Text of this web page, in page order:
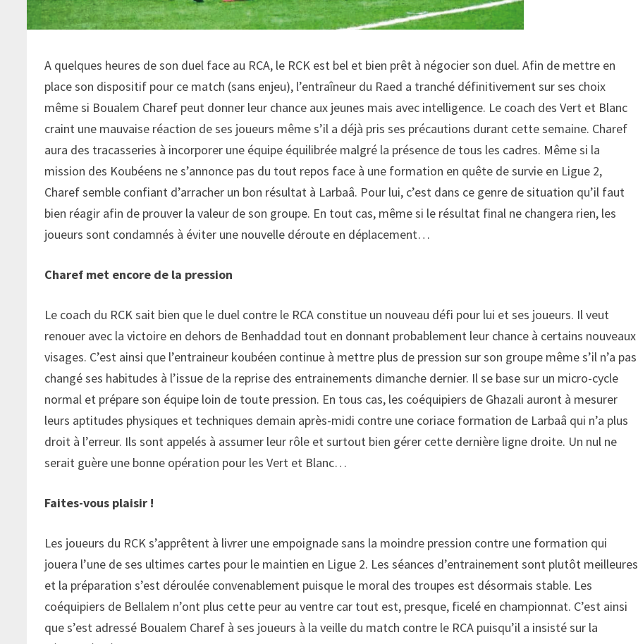
A quelques heures de son duel face au RCA, le RCK est bel et bien prêt à négocier son duel. Afin de mettre en
place son dispositif pour ce match (sans enjeu), l’entraîneur du Raed a tranché définitivement sur ses choix
même si Boualem Charef peut donner leur chance aux jeunes mais avec intelligence. Le coach des Vert et Blanc
craint une mauvaise réaction de ses joueurs même s’il a déjà pris ses précautions durant cette semaine. Charef
aura des tracasseries à incorporer une équipe équilibrée malgré la présence de tous les cadres. Même si la
mission des Koubéens ne s’annonce pas du tout repos face à une formation en quête de survie en Ligue 2,
Charef semble confiant d’arracher un bon résultat à Larbaâ. Pour lui, c’est dans ce genre de situation qu’il faut
bien réagir afin de prouver la valeur de son groupe. En tout cas, même si le résultat final ne changera rien, les
joueurs sont condamnés à éviter une nouvelle déroute en déplacement…
Charef met encore de la pression
Le coach du RCK sait bien que le duel contre le RCA constitue un nouveau défi pour lui et ses joueurs. Il veut
renouer avec la victoire en dehors de Benhaddad tout en donnant probablement leur chance à certains nouveaux
visages. C’est ainsi que l’entraineur koubéen continue à mettre plus de pression sur son groupe même s’il n’a pas
changé ses habitudes à l’issue de la reprise des entrainements dimanche dernier. Il se base sur un micro-cycle
normal et prépare son équipe loin de toute pression. En tous cas, les coéquipiers de Ghazali auront à mesurer
leurs aptitudes physiques et techniques demain après-midi contre une coriace formation de Larbaâ qui n’a plus
droit à l’erreur. Ils sont appelés à assumer leur rôle et surtout bien gérer cette dernière ligne droite. Un nul ne
serait guère une bonne opération pour les Vert et Blanc…
Faites-vous plaisir !
Les joueurs du RCK s’apprêtent à livrer une empoignade sans la moindre pression contre une formation qui
jouera l’une de ses ultimes cartes pour le maintien en Ligue 2. Les séances d’entrainement sont plutôt meilleures
et la préparation s’est déroulée convenablement puisque le moral des troupes est désormais stable. Les
coéquipiers de Bellalem n’ont plus cette peur au ventre car tout est, presque, ficelé en championnat. C’est ainsi
que s’est adressé Boualem Charef à ses joueurs à la veille du match contre le RCA puisqu’il a insisté sur la